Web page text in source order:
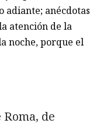
adiante; anécdotas
atención de la
noche, porque el
de